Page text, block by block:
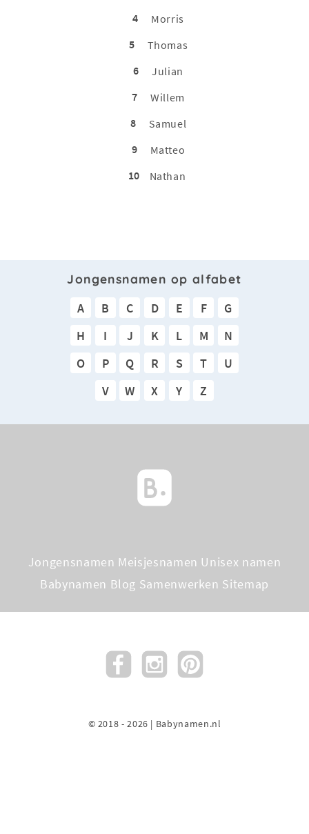
4
Morris
5
Thomas
6
Julian
7
Willem
8
Samuel
9
Matteo
10
Nathan
Jongensnamen op alfabet
A B C D E F
G
H
I J K L M
N
O
P Q R S T
U
V
W X Y Z
Jongensnamen Meisjesnamen Unisex namen
Babynamen Blog Samenwerken Sitemap
© 2018 - 2026 | Babynamen.nl